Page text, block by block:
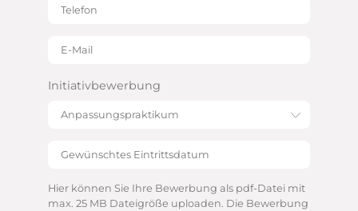
Initiativbewerbung
Hier können Sie Ihre Bewerbung als pdf-Datei mit
max. 25 MB Dateigröße uploaden. Die Bewerbung